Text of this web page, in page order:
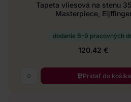
Tapeta vliesová na stenu
Masterpiece,
dodanie 6–9 pracovných
120.42 €
Pridať do košíka